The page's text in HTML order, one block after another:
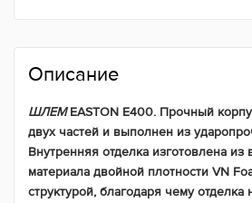
Описание
ШЛЕМEASTON E400. Прочный
двух частей и выполнен из
Внутренняя отделка изготовлена из
материала двойной плотности VN
структурой, благодаря чему отделка